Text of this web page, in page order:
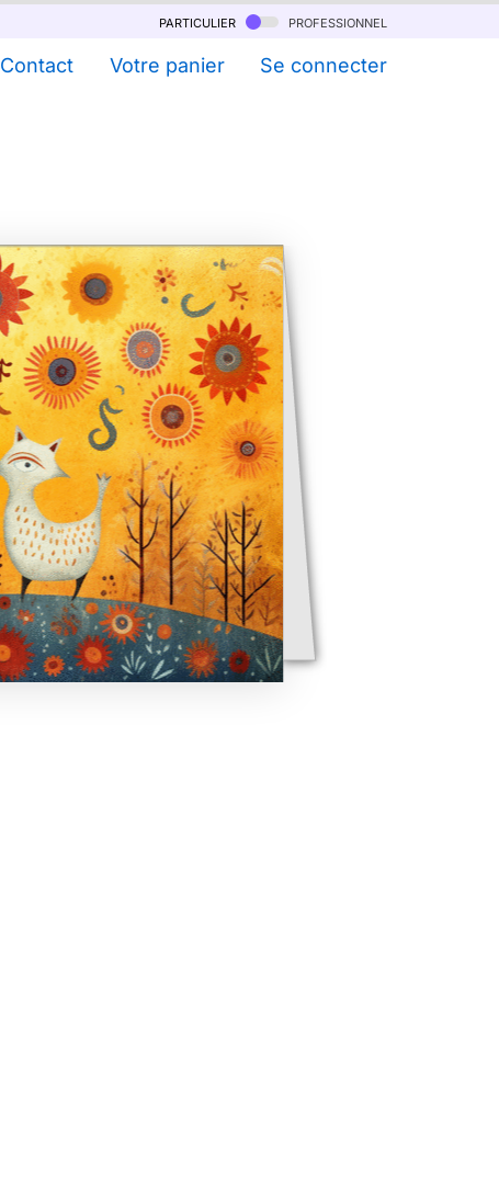
particulier professionnel
Contact Votre panier Se connecter